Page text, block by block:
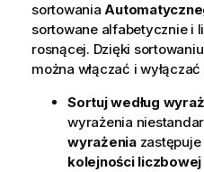
sortowania
sortowane alfabetycznie i
rosnącej. Dzięki sortowaniu
można włączać i
Sortuj według
wyrażenia
wyrażenia
kolejności liczbowej